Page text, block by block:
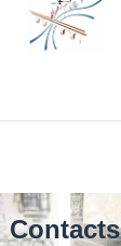
Contacts